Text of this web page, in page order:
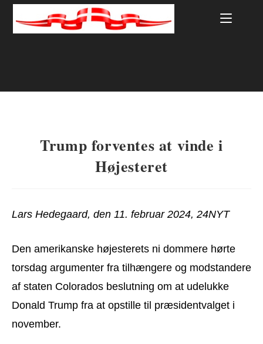
Skip
content
Trump forventes at vinde i
Højesteret
Lars Hedegaard, den 11. februar 2024, 24NYT
Den amerikanske højesterets ni dommere hørte
torsdag argumenter fra tilhængere og modstandere
af staten Colorados beslutning om at udelukke
Donald Trump fra at opstille til præsidentvalget i
november.